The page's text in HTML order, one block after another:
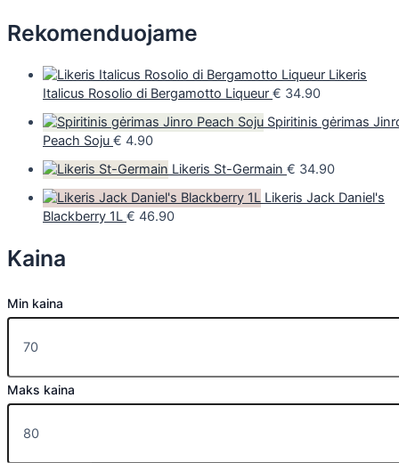
Rekomenduojame
Likeris
Italicus Rosolio di Bergamotto Liqueur € 34.90
Spiritinis gėrimas
Peach Soju € 4.90
Likeris St-Germain € 34.90
Likeris Jack Daniel's
Blackberry 1L € 46.90
Kaina
Min kaina
Maks kaina